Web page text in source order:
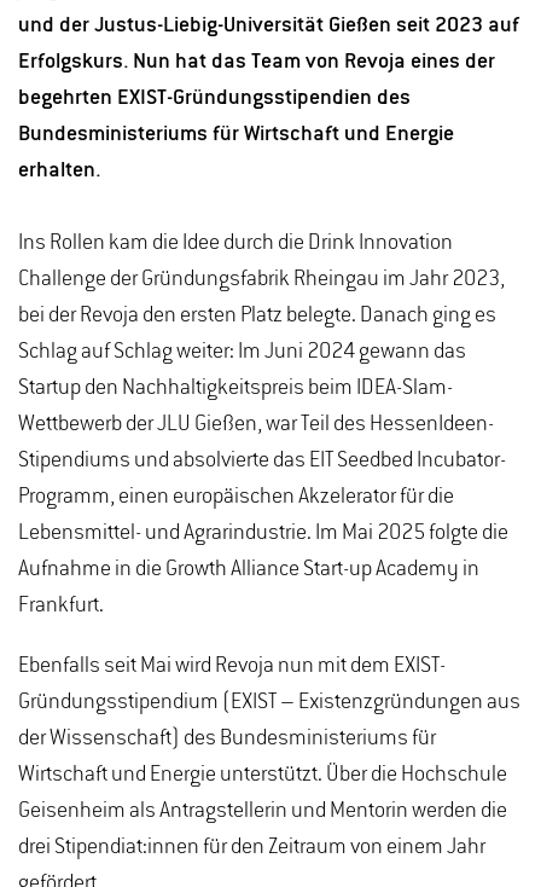
und der Justus-Liebig-Universität Gießen seit 2023 auf
Erfolgskurs. Nun hat das Team von Revoja eines der
begehrten EXIST-Gründungsstipendien des
Bundesministeriums für Wirtschaft und Energie
erhalten.
Ins Rollen kam die Idee durch die Drink Innovation
Challenge der Gründungsfabrik Rheingau im Jahr 2023,
bei der Revoja den ersten Platz belegte. Danach ging es
Schlag auf Schlag weiter: Im Juni 2024 gewann das
Startup den Nachhaltigkeitspreis beim IDEA-Slam-
Wettbewerb der JLU Gießen, war Teil des HessenIdeen-
Stipendiums und absolvierte das EIT Seedbed Incubator-
Programm, einen europäischen Akzelerator für die
Lebensmittel- und Agrarindustrie. Im Mai 2025 folgte die
Aufnahme in die Growth Alliance Start-up Academy in
Frankfurt.
Ebenfalls seit Mai wird Revoja nun mit dem EXIST-
Gründungsstipendium (EXIST – Existenzgründungen aus
der Wissenschaft) des Bundesministeriums für
Wirtschaft und Energie unterstützt. Über die Hochschule
Geisenheim als Antragstellerin und Mentorin werden die
drei Stipendiat:innen für den Zeitraum von einem Jahr